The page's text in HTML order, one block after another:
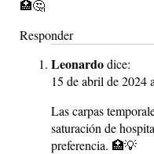
🏥🤔
Responder
Leonardodice:
15 de abril de 2024
Las carpas
saturación de
preferencia. 🏥💡